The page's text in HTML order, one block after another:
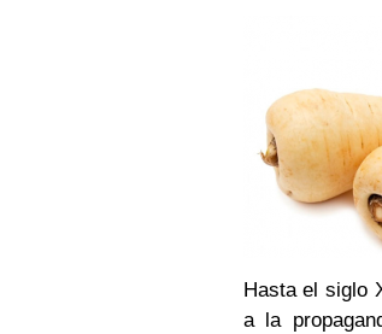
Hasta el siglo
a la